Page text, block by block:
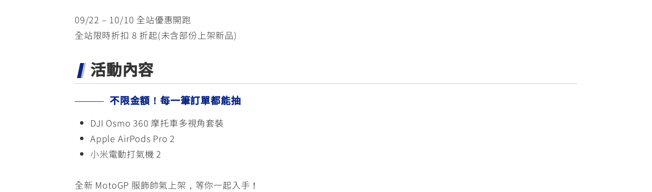
09/22 – 10/10 全站優惠開跑
全站限時折扣 8 折起(未含部份上架新品)
活動內容
不限金額！每一筆訂單都能抽
DJI Osmo 360 摩托車多視角套裝
Apple AirPods Pro 2
小米電動打氣機 2
全新 MotoGP 服飾帥氣上架，等你一起入手！